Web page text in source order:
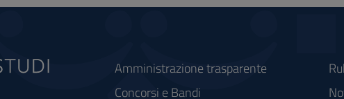
Amministrazione trasparente
Concorsi e Bandi